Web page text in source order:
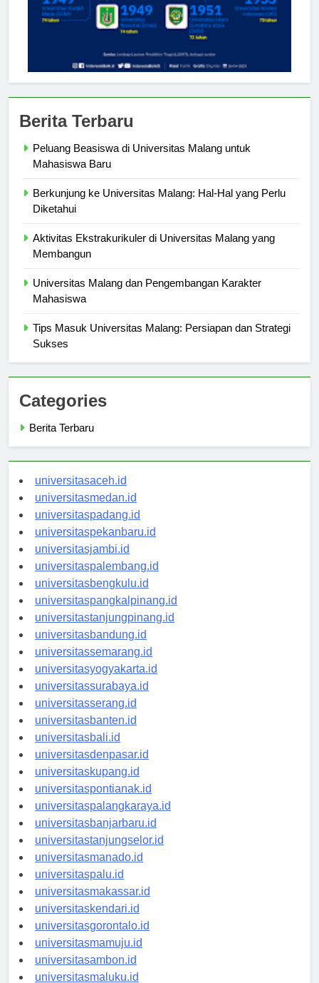
Peluang Beasiswa di Universitas Malang untuk
Berkunjung ke Universitas Malang: Hal-Hal yang Perlu
Aktivitas Ekstrakurikuler di Universitas Malang yang
Universitas Malang dan Pengembangan Karakter
Tips Masuk Universitas Malang: Persiapan dan Strategi
Categories
universitasaceh.id
universitasmedan.id
universitaspadang.id
universitaspekanbaru.id
universitasjambi.id
universitaspalembang.id
universitasbengkulu.id
universitaspangkalpinang.id
universitastanjungpinang.id
universitasbandung.id
universitassemarang.id
universitasyogyakarta.id
universitassurabaya.id
universitasserang.id
universitasbanten.id
universitasbali.id
universitasdenpasar.id
universitaskupang.id
universitaspontianak.id
universitaspalangkaraya.id
universitasbanjarbaru.id
universitastanjungselor.id
universitasmanado.id
universitaspalu.id
universitasmakassar.id
universitaskendari.id
universitasgorontalo.id
universitasmamuju.id
universitasambon.id